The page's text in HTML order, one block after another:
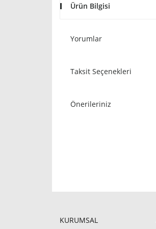
Ürün Bilgisi
Yorumlar
Taksit Seçenekleri
Önerileriniz
KURUMSAL